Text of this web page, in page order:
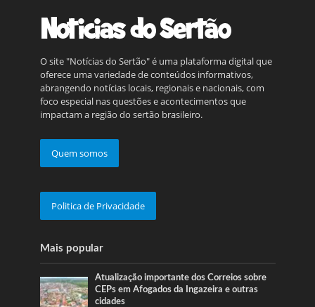
O site "Notícias do Sertão" é uma plataforma digital que
oferece uma variedade de conteúdos informativos,
abrangendo notícias locais, regionais e nacionais, com
foco especial nas questões e acontecimentos que
impactam a região do sertão brasileiro.
Quem somos
Politica de Privacidade
Mais popular
Atualização importante dos Correios sobre
CEPs em Afogados da Ingazeira e outras
cidades